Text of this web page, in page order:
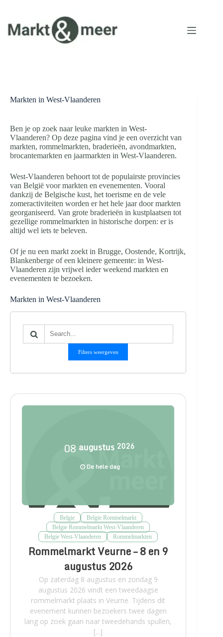
de
inhoud
Markten in West-Vlaanderen
Ben je op zoek naar leuke markten in West-
Vlaanderen? Op deze pagina vind je een overzicht van
markten, rommelmarkten, braderieën, avondmarkten,
brocantemarkten en jaarmarkten in West-Vlaanderen.
West-Vlaanderen behoort tot de populairste provincies
van België voor markten en evenementen. Vooral
dankzij de Belgische kust, het toerisme en de vele
zomeractiviteiten worden er het hele jaar door markten
georganiseerd. Van grote braderieën in kustplaatsen tot
gezellige rommelmarkten in historische dorpen: er is
altijd wel iets te beleven.
Of je nu een markt zoekt in Brugge, Oostende, Kortrijk,
Blankenberge of een kleinere gemeente: in West-
Vlaanderen zijn vrijwel ieder weekend markten en
evenementen te bezoeken.
Markten in West-Vlaanderen
Filters weergeven
08 augustus 2026
De hele dag
Belgie
Belgie Rommelmarkt
Belgie Rommelmarkt West-Vlaanderen
Belgie West-Vlaanderen
Rommelmarkten
Rommelmarkt Veurne – 8 en 9
augustus 2026
Op zaterdag 8 augustus en zondag 9
augustus 2026 vindt een tweedaagse
rommelmarkt plaats in Veurne. Tijdens dit
evenement kunnen bezoekers twee dagen
lang op zoek gaan naar tweedehands spullen,
[...]